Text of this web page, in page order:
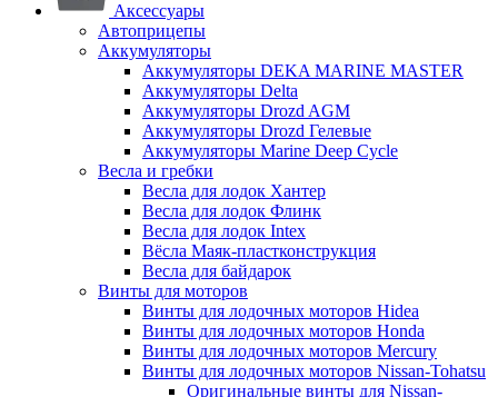
Аксессуары
Автоприцепы
Аккумуляторы
Аккумуляторы DEKA MARINE MASTER
Аккумуляторы Delta
Аккумуляторы Drozd AGM
Аккумуляторы Drozd Гелевые
Аккумуляторы Marine Deep Cycle
Весла и гребки
Весла для лодок Хантер
Весла для лодок Флинк
Весла для лодок Intex
Вёсла Маяк-пластконструкция
Весла для байдарок
Винты для моторов
Винты для лодочных моторов Hidea
Винты для лодочных моторов Honda
Винты для лодочных моторов Mercury
Винты для лодочных моторов Nissan-Tohatsu
Оригинальные винты для Nissan-